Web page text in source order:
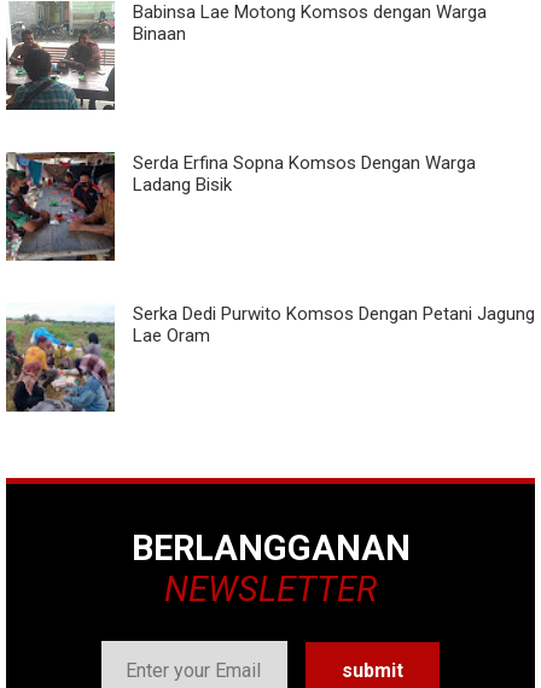
Babinsa Lae Motong Komsos dengan Warga
Binaan
Serda Erfina Sopna Komsos Dengan Warga
Ladang Bisik
Serka Dedi Purwito Komsos Dengan Petani Jagung
Lae Oram
BERLANGGANAN
NEWSLETTER